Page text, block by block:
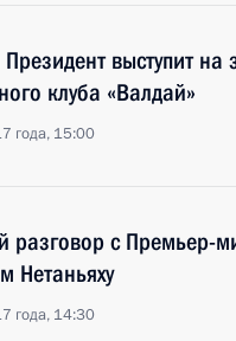
выступит
клуба «Валдай»
года, 15:00
разговор с Премьер-
Нетаньяху
года, 14:30